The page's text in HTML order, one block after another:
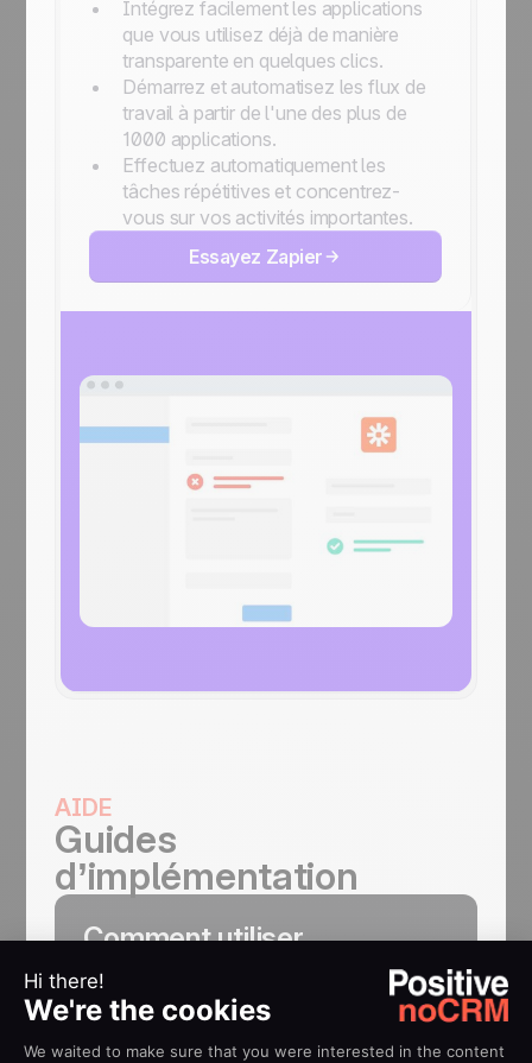
Intégrez facilement les applications
que vous utilisez déjà de manière
transparente en quelques clics.
Démarrez et automatisez les flux de
travail à partir de l'une des plus de
1000 applications.
Effectuez automatiquement les
tâches répétitives et concentrez-
vous sur vos activités importantes.
Essayez Zapier
AIDE
Guides
d’implémentation
Comment utiliser
l'intégration Zapier
Connectez votre compte à des centaines
d'autres application comme Mailchimp,
Wufoo forms, Trello or Slack grace à